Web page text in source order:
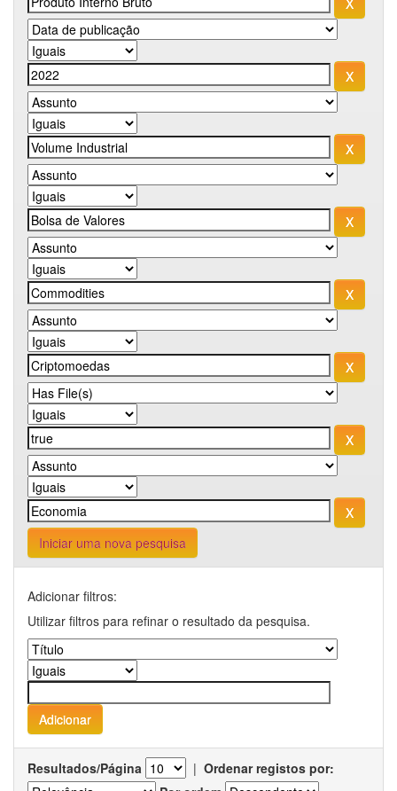
Iniciar uma nova pesquisa
Adicionar filtros:
Utilizar filtros para refinar o resultado da pesquisa.
Resultados/Página | Ordenar registos por: